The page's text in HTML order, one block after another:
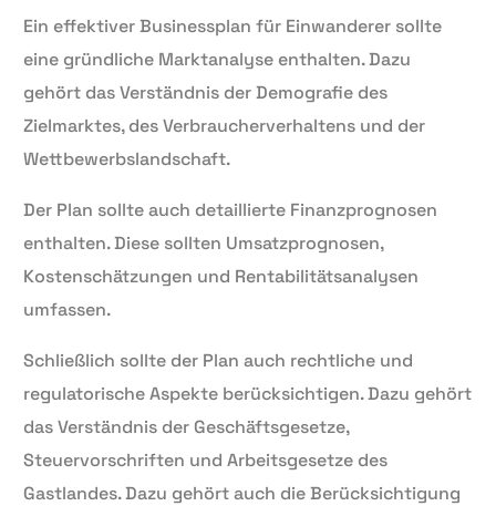
Ein effektiver Businessplan für Einwanderer sollte
eine gründliche Marktanalyse enthalten. Dazu
gehört das Verständnis der Demografie des
Zielmarktes, des Verbraucherverhaltens und der
Wettbewerbslandschaft.
Der Plan sollte auch detaillierte Finanzprognosen
enthalten. Diese sollten Umsatzprognosen,
Kostenschätzungen und Rentabilitätsanalysen
umfassen.
Schließlich sollte der Plan auch rechtliche und
regulatorische Aspekte berücksichtigen. Dazu gehört
das Verständnis der Geschäftsgesetze,
Steuervorschriften und Arbeitsgesetze des
Gastlandes. Dazu gehört auch die Berücksichtigung